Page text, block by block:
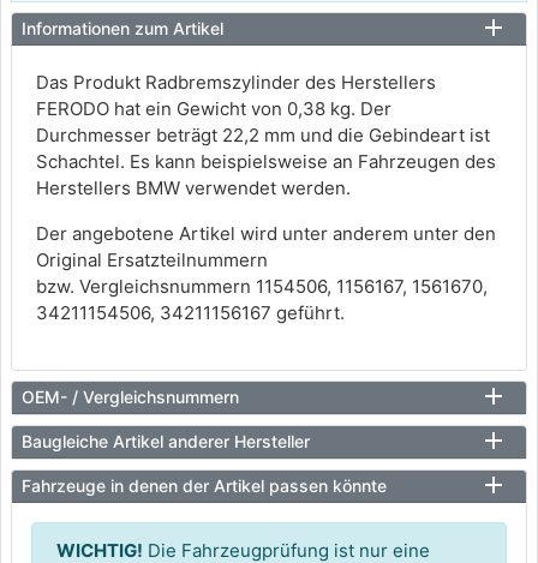
Informationen zum Artikel
Das Produkt Radbremszylinder des Herstellers
FERODO hat ein Gewicht von 0,38 kg. Der
Durchmesser beträgt 22,2 mm und die Gebindeart ist
Schachtel. Es kann beispielsweise an Fahrzeugen des
Herstellers BMW verwendet werden.
Der angebotene Artikel wird unter anderem unter den
Original Ersatzteilnummern
bzw. Vergleichsnummern 1154506, 1156167, 1561670,
34211154506, 34211156167 geführt.
OEM- / Vergleichsnummern
Baugleiche Artikel anderer Hersteller
Fahrzeuge in denen der Artikel passen könnte
WICHTIG! Die Fahrzeugprüfung ist nur eine